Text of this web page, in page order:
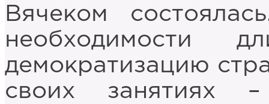
Вячеком
необходимости
демократизацию
своих занятиях –